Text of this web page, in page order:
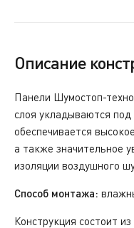
Описание
Панели Шумостоп-техно
слоя укладываются
обеспечивается
а также значительное
изоляции воздушного
Способ монтажа:
Конструкция состоит